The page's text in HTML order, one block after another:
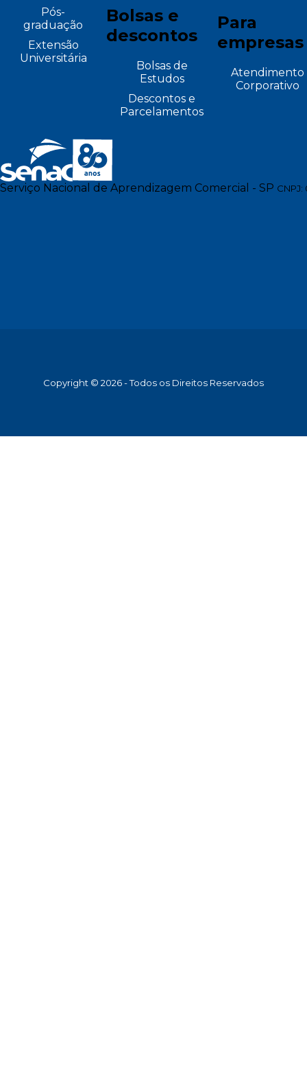
Pós-
graduação
Extensão
Universitária
Bolsas e
descontos
Bolsas de
Estudos
Descontos e
Parcelamentos
Para
empresas
Atendimento
Corporativo
Serviço Nacional de Aprendizagem Comercial - SP
Copyright © 2026 - Todos os Direitos Reservados